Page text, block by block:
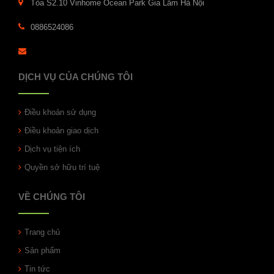
Tòa S2.10 Vinhome Ocean Park Gia Lâm Hà Nội
0886524086
DỊCH VỤ CỦA CHÚNG TÔI
Điều khoản sử dụng
Điều khoản giao dịch
Dịch vụ tiện ích
Quyền sở hữu trí tuệ
VỀ CHÚNG TÔI
Trang chủ
Sản phẩm
Tin tức